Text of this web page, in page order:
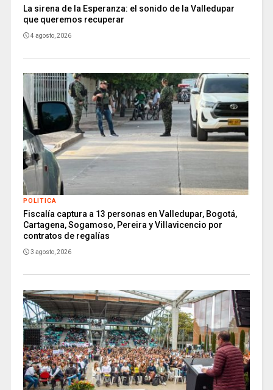
La sirena de la Esperanza: el sonido de la Valledupar
que queremos recuperar
4 agosto, 2026
POLITICA
Fiscalía captura a 13 personas en Valledupar, Bogotá,
Cartagena, Sogamoso, Pereira y Villavicencio por
contratos de regalías
3 agosto, 2026